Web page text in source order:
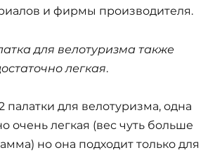
и фирмы производителя.
для велотуризма также
легкая.
палатки для велотуризма, одна
очень легкая (вес чуть больше
но она подходит только для